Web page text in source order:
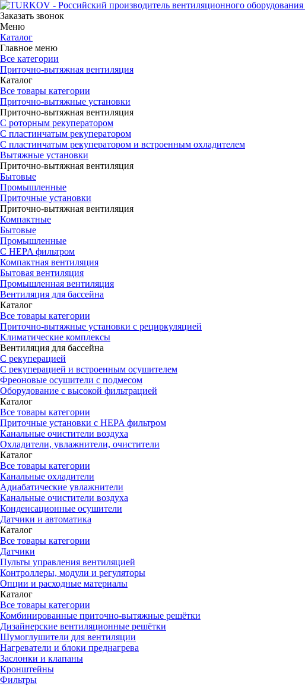
Заказать звонок
Меню
Каталог
Главное меню
Все категории
Приточно-вытяжная вентиляция
Каталог
Все товары категории
Приточно-вытяжные установки
Приточно-вытяжная вентиляция
С роторным рекуператором
С пластинчатым рекуператором
С пластинчатым рекуператором и встроенным охладителем
Вытяжные установки
Приточно-вытяжная вентиляция
Бытовые
Промышленные
Приточные установки
Приточно-вытяжная вентиляция
Компактные
Бытовые
Промышленные
С HEPA фильтром
Компактная вентиляция
Бытовая вентиляция
Промышленная вентиляция
Вентиляция для бассейна
Каталог
Все товары категории
Приточно-вытяжные установки с рециркуляцией
Климатические комплексы
Вентиляция для бассейна
С рекуперацией
С рекуперацией и встроенным осушителем
Фреоновые осушители с подмесом
Оборудование с высокой фильтрацией
Каталог
Все товары категории
Приточные установки c HEPA фильтром
Канальные очистители воздуха
Охладители, увлажнители, очистители
Каталог
Все товары категории
Канальные охладители
Адиабатические увлажнители
Канальные очистители воздуха
Конденсационные осушители
Датчики и автоматика
Каталог
Все товары категории
Датчики
Пульты управления вентиляцией
Контроллеры, модули и регуляторы
Опции и расходные материалы
Каталог
Все товары категории
Комбинированные приточно-вытяжные решётки
Дизайнерские вентиляционные решётки
Шумоглушители для вентиляции
Нагреватели и блоки преднагрева
Заслонки и клапаны
Кронштейны
Фильтры